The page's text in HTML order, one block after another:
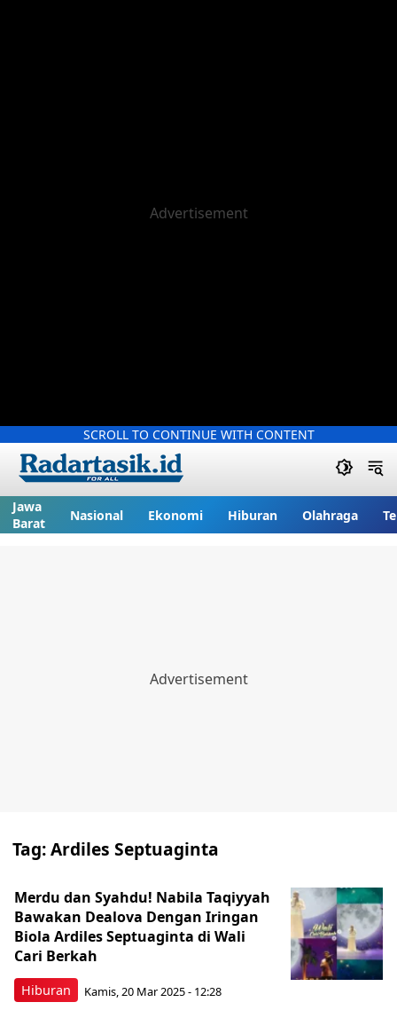
SCROLL TO CONTINUE WITH CONTENT
Jawa
Barat
Nasional Ekonomi Hiburan Olahraga
Tag:Ardiles Septuaginta
Hiburan
Merdu dan Syahdu! Nabila Taqiyyah
Bawakan Dealova Dengan Iringan
Biola Ardiles Septuaginta di Wali
Cari Berkah
Kamis, 20 Mar 2025 - 12:28